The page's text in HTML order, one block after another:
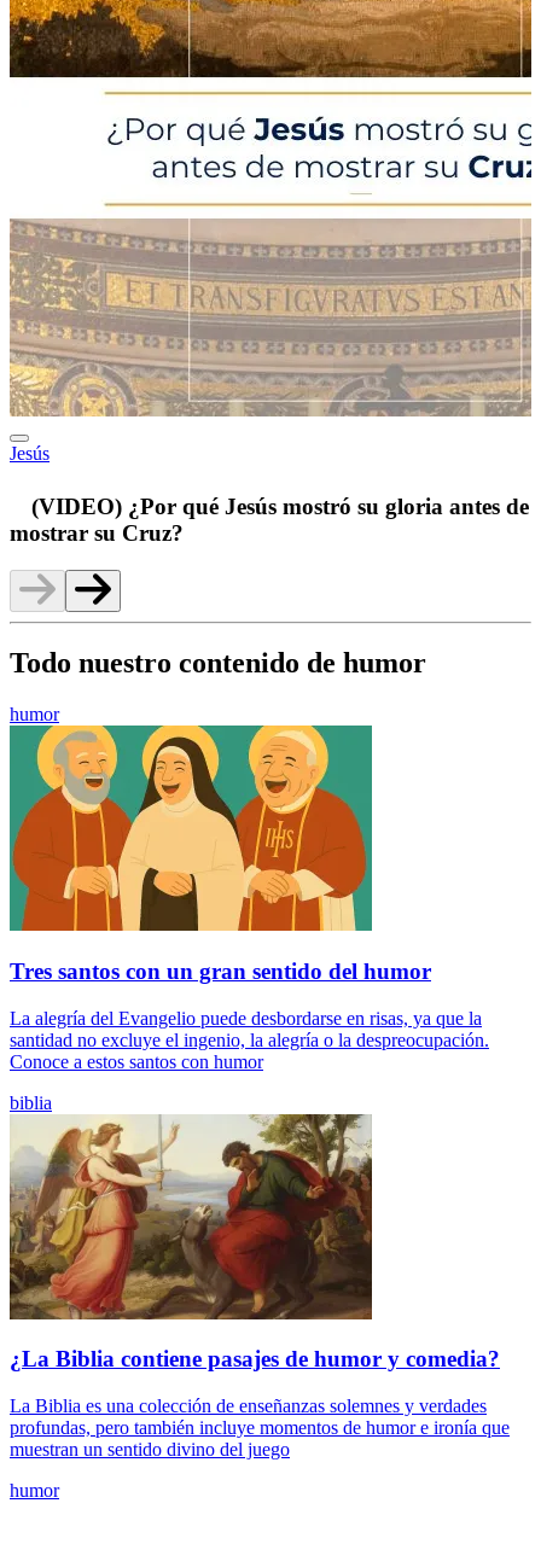
Jesús
(VIDEO) ¿Por qué Jesús mostró su gloria antes de
mostrar su Cruz?
Todo nuestro contenido de humor
humor
Tres santos con un gran sentido del humor
La alegría del Evangelio puede desbordarse en risas, ya que la
santidad no excluye el ingenio, la alegría o la despreocupación.
Conoce a estos santos con humor
biblia
¿La Biblia contiene pasajes de humor y comedia?
La Biblia es una colección de enseñanzas solemnes y verdades
profundas, pero también incluye momentos de humor e ironía que
muestran un sentido divino del juego
humor